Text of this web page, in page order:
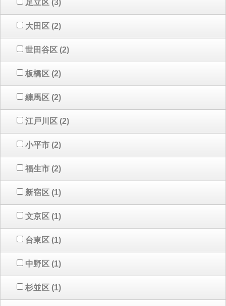
足立区 (3)
大田区 (2)
世田谷区 (2)
板橋区 (2)
練馬区 (2)
江戸川区 (2)
小平市 (2)
福生市 (2)
新宿区 (1)
文京区 (1)
台東区 (1)
中野区 (1)
杉並区 (1)